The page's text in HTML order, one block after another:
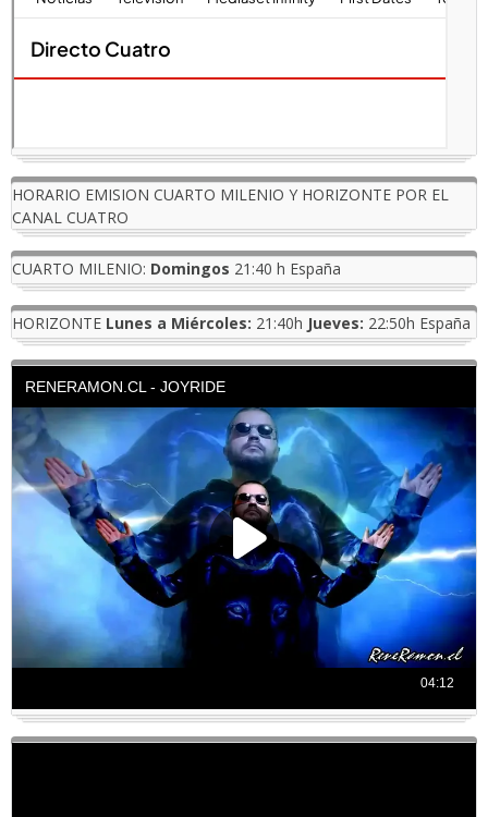
HORARIO EMISION CUARTO MILENIO Y HORIZONTE POR EL
CANAL CUATRO
CUARTO MILENIO: Domingos 21:40 h España
HORIZONTE Lunes a Miércoles: 21:40h Jueves: 22:50h España